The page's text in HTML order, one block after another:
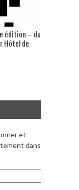
édition – du
Hôtel de
et
dans